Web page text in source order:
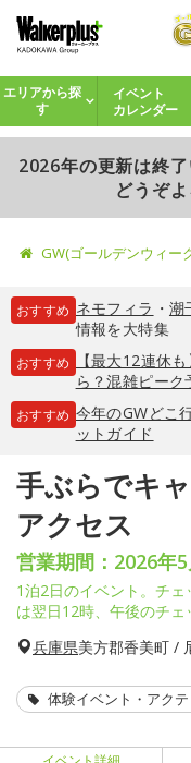
エリアから探
す
イベント
カレンダー
2026年の更新は終
どうぞ
GW(ゴールデンウィー
おすすめ ネモフィラ ・ 潮
情報を大特集
おすすめ
【最大12連休
ら？混雑ピーク
おすすめ 今年のGWどこ
ットガイド
手ぶらでキ
アクセス
営業期間：2026年
1泊2日のイベント。チ
は翌日12時、午後のチェ
兵庫県美方郡香美町 /
体験イベント・アク